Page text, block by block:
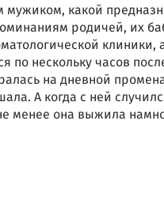
какой
родичей, их
клиники,
по нескольку часов
на дневной
А когда с ней
менее она выжила